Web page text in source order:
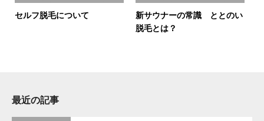
セルフ脱毛について
新サウナーの常識 ととのい
脱毛とは？
最近の記事